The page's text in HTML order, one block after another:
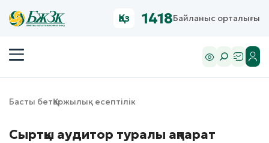
Қаз 1418Байланыс орталығы
Басты бетҚаржылық есептілік
Сыртқы аудитор туралы ақпарат